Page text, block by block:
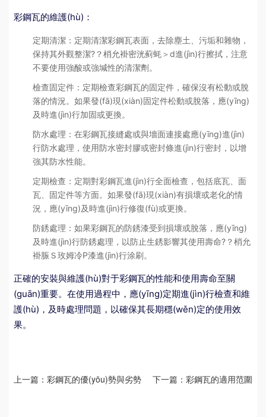
彩鋼瓦的維護(hù)：
定期清潔：定期清潔彩鋼瓦表面，去除塵土、污垢和雜物，
保持其外觀整潔?？梢允褂密洸蓟蚝＞d進(jìn)行擦拭，注意
不要使用強酸或強堿性的清潔劑。
檢查固定件：定期檢查彩鋼瓦的固定件，確保沒有松動或脫
落的情況。如果發(fā)現(xiàn)固定件松動或脫落，應(yīng)
及時進(jìn)行加固或更換。
防水處理：在彩鋼瓦接縫處或與墻面連接處應(yīng)進(jìn)
行防水處理，使用防水密封膠或密封條進(jìn)行密封，以增
強其防水性能。
定期檢查：定期對彩鋼瓦進(jìn)行全面檢查，包括底瓦、面
瓦、固定件等方面。如果發(fā)現(xiàn)有損壞或老化的情
況，應(yīng)及時進(jìn)行修復(fù)或更換。
防銹處理：如果彩鋼瓦的防銹漆受到損壞或脫落，應(yīng)
及時進(jìn)行防銹處理，以防止生銹影響其使用壽命?？梢允
褂脤Ｓ玫姆冷P漆進(jìn)行涂刷。
正確的安裝與維護(hù)對于彩鋼瓦的性能和使用壽命至關
(guān)重要。在使用過程中，應(yīng)定期進(jìn)行檢查和維
護(hù)，及時處理問題，以確保其長期穩(wěn)定的使用效
果。
上一篇：彩鋼瓦的優(yōu)勢與劣勢 下一篇： 彩鋼瓦的適用范圍